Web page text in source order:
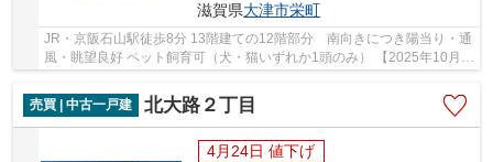
滋賀県大津市栄町
JR・京阪石山駅徒歩8分 13階建ての12階部分 南向きにつき陽当り・通
風・眺望良好 ペット飼育可（犬・猫いずれか1頭のみ） 【2025年10月リ
売買 | 中古一戸建
北大路２丁目
4月24日 値下げ